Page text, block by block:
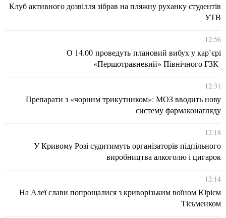
Клуб активного дозвілля зібрав на пляжну руханку студентів
УТВ
12:56
О 14.00 проведуть плановий вибух у кар’єрі
«Першотравневий» Північного ГЗК
12:31
Препарати з «чорним трикутником»: МОЗ вводить нову
систему фармаконагляду
12:18
У Кривому Розі судитимуть організаторів підпільного
виробництва алкоголю і цигарок
12:14
На Алеї слави попрощалися з криворізьким воїном Юрієм
Тісьменком